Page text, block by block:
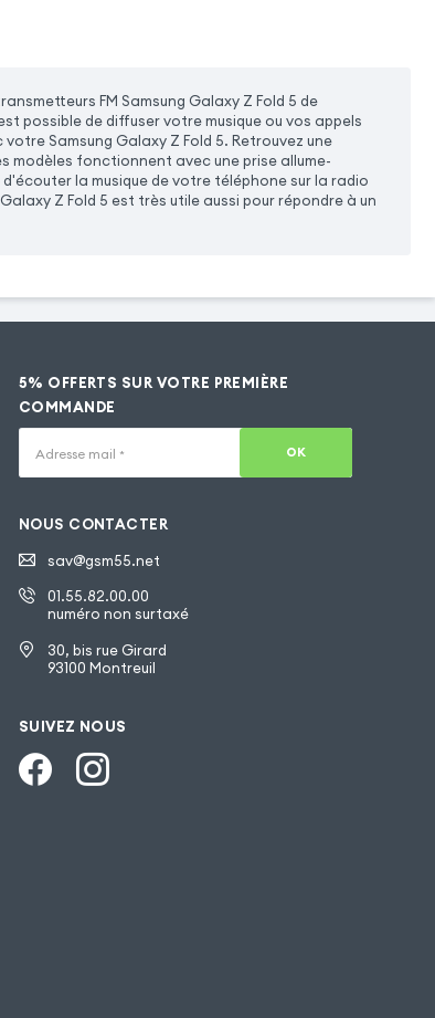
FM Samsung Galaxy Z Fold 5 de
possible de diffuser votre musique ou vos appels
Samsung Galaxy Z Fold 5. Retrouvez une
modèles fonctionnent avec une prise allume-
la musique de votre téléphone sur la radio
Z Fold 5 est très utile aussi pour répondre à un
5% OFFERTS SUR VOTRE PREMIÈRE
COMMANDE
Adresse mail * OK
NOUS CONTACTER
sav@gsm55.net
01.55.82.00.00
numéro non surtaxé
30, bis rue Girard
93100 Montreuil
SUIVEZ NOUS